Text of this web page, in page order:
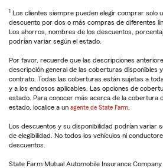
1 Los clientes siempre pueden elegir comprar solo
descuento por dos o más compras de diferentes
Los ahorros, nombres de los descuentos,
podrían variar según el estado.
Por favor, recuerde que las descripciones
descripción general de las coberturas disponibles
contrato. Todas las coberturas están sujetas a
y a los endosos aplicables. Las opciones de
estado. Para conocer más acerca de la cobertura
estado, localice a un agente de State Farm
Los descuentos y su disponibilidad podrían variar
de elegibilidad. No todos los vehículos ni
descuentos.
State Farm Mutual Automobile Insurance Company